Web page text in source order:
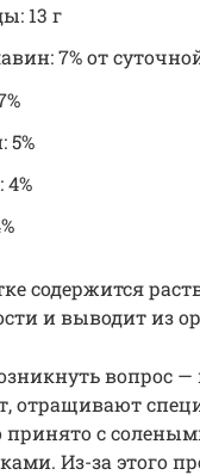
13 г
7% от
5%
содержится
и выводит из
вопрос
отращивают
принято с
Из-за этого